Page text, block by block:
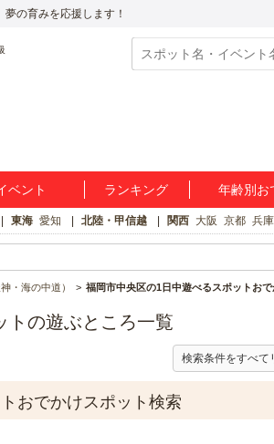
の育みを応援します！
ベント ランキング 年齢別お
東海 愛知 北陸・甲信越 関西 大阪 京都 兵庫
・海の中道） 福岡市中央区の1日中遊べるスポットおで
トの遊ぶところ一覧
検索条件をすべて
おでかけスポット検索